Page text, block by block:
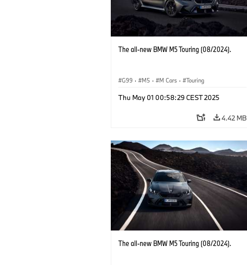
The all-new BMW M5 Touring (08/2024).
G99 · M5 · M Cars · Touring
Thu May 01 00:58:29 CEST 2025
4.42 MB
The all-new BMW M5 Touring (08/2024).